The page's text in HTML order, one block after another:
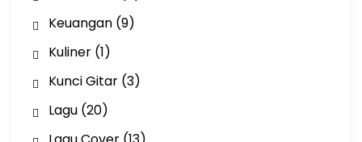
Keuangan(9)
Kuliner(1)
Kunci Gitar(3)
Lagu(20)